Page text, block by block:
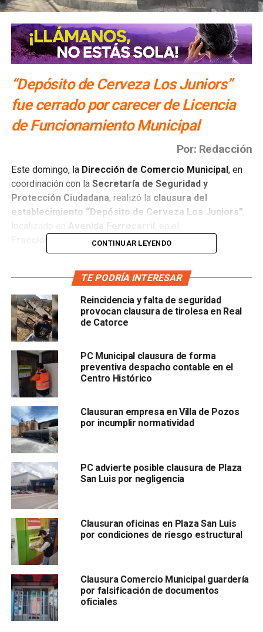
“Depósito de Cerveza Los Juniors”
fue cerrado por carecer de Licencia
de Funcionamiento Municipal
Por: Redacción
Este domingo, la Dirección de Comercio Municipal, en
coordinación con la Secretaría de Seguridad y
Protección Ciudadana, realizó la clausura del
establecimiento “Depósito de Cerveza Los Juniors”,
Fraccionamiento Industrial Aviación.
intervención de laPolicía Municipal, donde se detectó
que el negocio
no contaba con la Licencia Comercial
de Funcionamiento, un requisito indispensable
establecido por elreglamento municipal
Ante esta situación, las autoridades procedieron a
temporalmente el establecimientohasta que regularice
su situación y cumpla con la normativa vigente.
que este tipo de acciones buscanfortalecer un entorno
comercial ordenado
, promoviendo que todos los negocios
marco legal
ciudadanía.
LaDirección de Comercio Municipal
los comerciantes locales a
CONTINUAR LEYENDO
TE PODRÍA INTERESAR
Reincidencia y falta de seguridad
provocan clausura de tirolesa en Real
de Catorce
PC Municipal clausura de forma
preventiva despacho contable en el
Centro Histórico
Clausuran empresa en Villa de Pozos
por incumplir normatividad
PC advierte posible clausura de Plaza
San Luis por negligencia
Clausuran oficinas en Plaza San Luis
por condiciones de riesgo estructural
Clausura Comercio Municipal guardería
por falsificación de documentos
oficiales